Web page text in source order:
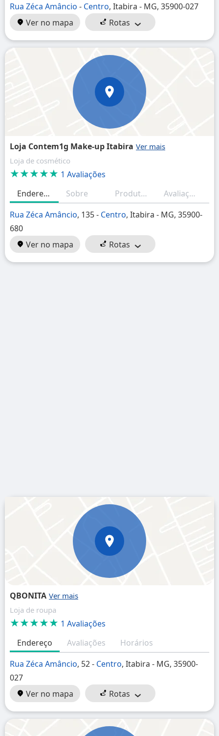
Rua Zéca Amâncio - Centro, Itabira - MG, 35900-027
Ver no mapa
Rotas
Loja Contem1g Make-up Itabira
Loja de cosmético
★★★★★ 1 Avaliações
Endereço
Sobre Produtos/Serviços Avaliações
Rua Zéca Amâncio, 135 - Centro, Itabira - MG, 35900-
680
Ver no mapa
Rotas
QBONITA
Loja de roupa
★★★★★ 1 Avaliações
Endereço
Avaliações
Horários
Rua Zéca Amâncio, 52 - Centro, Itabira - MG, 35900-
027
Ver no mapa
Rotas